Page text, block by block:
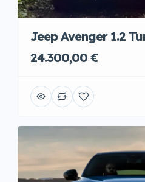
Jeep Avenger 1.2
24.300,00 €